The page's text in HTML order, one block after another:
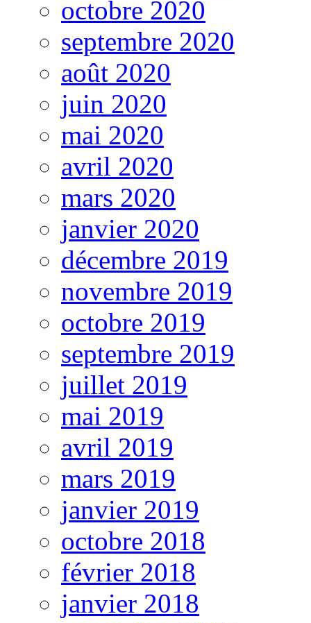
octobre 2020
septembre 2020
août 2020
juin 2020
mai 2020
avril 2020
mars 2020
janvier 2020
décembre 2019
novembre 2019
octobre 2019
septembre 2019
juillet 2019
mai 2019
avril 2019
mars 2019
janvier 2019
octobre 2018
février 2018
janvier 2018